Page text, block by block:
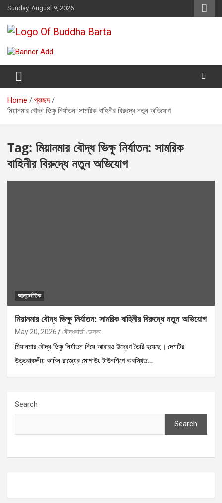
Skip
to
content
Sunday, August 9, 2026
Buddha Barta
Home
প্রচ্ছদ
মিয়ানমার বৌদ্ধ ভিক্ষু নির্যাতন: সামরিক বাহিনীর বিরুদ্ধে নতুন অভিযোগ
Tag: মিয়ানমার বৌদ্ধ ভিক্ষু নির্যাতন: সামরিক
বাহিনীর বিরুদ্ধে নতুন অভিযোগ
আন্তর্জাতিক
মিয়ানমার বৌদ্ধ ভিক্ষু নির্যাতন: সামরিক বাহিনীর বিরুদ্ধে নতুন অভিযোগ
May 20, 2026 বৌদ্ধবার্তা ডেস্ক:
মিয়ানমার বৌদ্ধ ভিক্ষু নির্যাতন নিয়ে আবারও উদ্বেগ তৈরি হয়েছে। দেশটির
উত্তরাঞ্চলীয় কাচিন রাজ্যের মোগাউং টাউনশিপে অবস্থিত…
Search
Search